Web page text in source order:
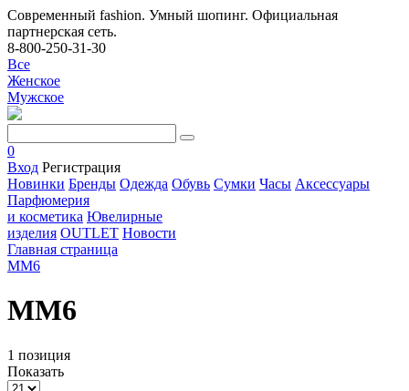
Современный fashion. Умный шопинг. Официальная
партнерская сеть.
8-800-250-31-30
Все
Женское
Мужское
0
Вход Регистрация
Новинки Бренды Одежда Обувь Сумки Часы Аксессуары
Парфюмерия
и косметика Ювелирные
изделия OUTLET Новости
Главная страница
MM6
MM6
1 позиция
Показать